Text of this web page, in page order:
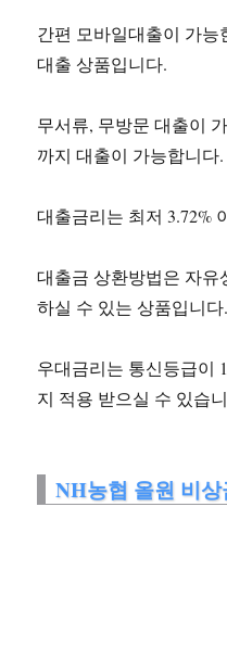
간편 모바일대출이 가능
대출 상품입니다.
무서류, 무방문 대출이
까지 대출이 가능합니다.
대출금리는 최저 3.72%
대출금 상환방법은 자유
하실 수 있는 상품입니다.
우대금리는 통신등급이
지 적용 받으실 수 있습
NH농협 올원 비